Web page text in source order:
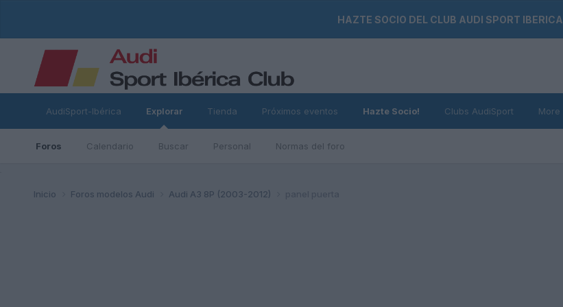
HAZTE SOCIO DEL CLUB AUDI SPORT IBERICA
AudiSport-Ibérica Explorar
Foros Calendario Buscar Personal Normas del foro
Tienda Próximos eventos Hazte Socio! Clubs AudiSport More
Inicio Foros modelos Audi Audi A3 8P (2003-2012)